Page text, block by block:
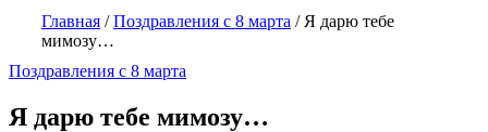
Главная /Поздравления с 8 марта / Я дарю тебе
мимозу…
Поздравления с 8 марта
Я дарю тебе мимозу…